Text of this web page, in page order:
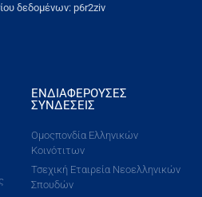
δεδομένων: p6r2ziv
ΕΝΔΙΑΦΈΡΟΥΣΕΣ
ΣΥΝΔΈΣΕΙΣ
Ομοςπονδία Ελληνικών
Κοινότιτων
Τσεχική Εταιρεία Νεοελληνικών
Σπουδών